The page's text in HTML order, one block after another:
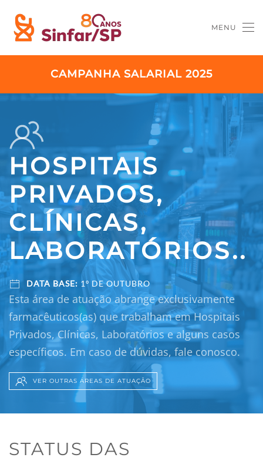
Skip to main content MENU
CAMPANHA SALARIAL 2025
HOSPITAIS
PRIVADOS,
CLÍNICAS,
LABORATÓRIOS..
DATA BASE: 1º DE OUTUBRO
Esta área de atuação abrange exclusivamente
farmacêuticos(as) que trabalham em Hospitais
Privados, Clínicas, Laboratórios e alguns casos
específicos. Em caso de dúvidas, fale conosco.
VER OUTRAS ÁREAS DE ATUAÇÃO
STATUS DAS